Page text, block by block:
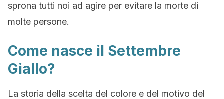
sprona tutti noi ad agire per evitare la morte di
molte persone.
Come nasce il Settembre
Giallo?
La storia della scelta del colore e del motivo del